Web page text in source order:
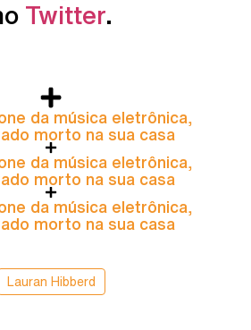
Twitter.
da música eletrônica,
morto na sua casa
da música eletrônica,
morto na sua casa
da música eletrônica,
morto na sua casa
Lauran Hibberd